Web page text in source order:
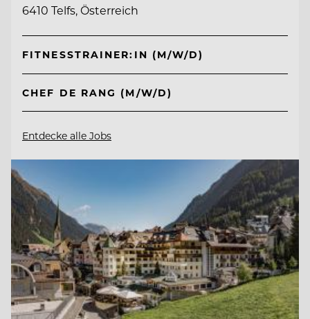
6410 Telfs, Österreich
FITNESSTRAINER:IN (M/W/D)
CHEF DE RANG (M/W/D)
Entdecke alle Jobs